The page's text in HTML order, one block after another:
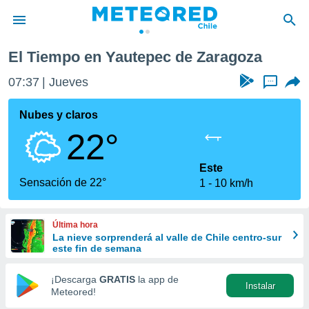
de
por
que se
calidad.
a este
las
y
forma
digital
basada
El Tiempo en Yautepec de Zaragoza
07:37 Jueves ...
Nubes y claros
22°
Sensación de 22°
Este
1
10 km/h
Última hora
La nieve sorprenderá al valle de Chile centro-sur
este fin de semana
¡Descarga GRATIS la app de
Meteored!
Instalar